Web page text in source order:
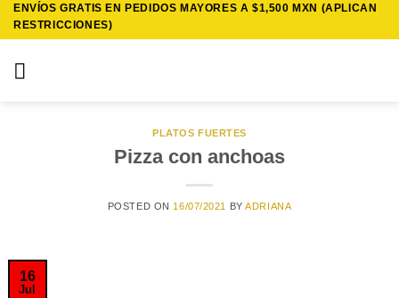
Saltar
ENVÍOS GRATIS EN PEDIDOS MAYORES A $1,500 MXN (APLICAN
RESTRICCIONES)
PLATOS FUERTES
Pizza con anchoas
POSTED ON 16/07/2021 BYADRIANA
16
Jul